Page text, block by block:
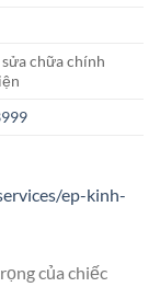
sửa chữa chính
ep-kinh-
của chiếc